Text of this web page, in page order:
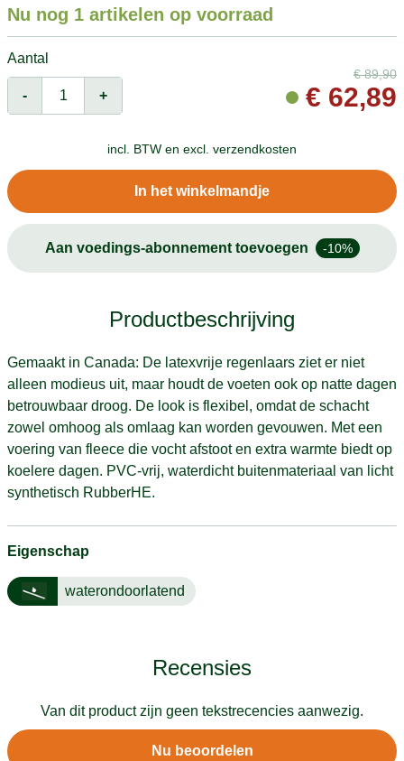
Nu nog 1 artikelen op voorraad
Aantal
- +
€89,90
€ 62,89
incl. BTW en excl. verzendkosten
In het winkelmandje
Aan voedings-abonnement toevoegen -10%
Productbeschrijving
Gemaakt in Canada: De latexvrije regenlaars ziet er niet
alleen modieus uit, maar houdt de voeten ook op natte dagen
betrouwbaar droog. De look is flexibel, omdat de schacht
zowel omhoog als omlaag kan worden gevouwen. Met een
voering van fleece die vocht afstoot en extra warmte biedt op
koelere dagen. PVC-vrij, waterdicht buitenmateriaal van licht
synthetisch RubberHE.
Eigenschap
waterondoorlatend
Recensies
Van dit product zijn geen tekstrecencies aanwezig.
Nu beoordelen